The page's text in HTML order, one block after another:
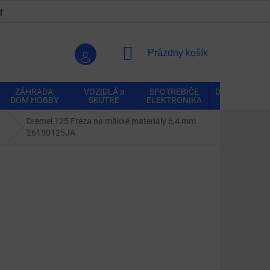
NÁKUPNÝ
Prázdny košík
ZÁHRADA
DOM HOBBY
VOZIDLÁ a
SKÚTRE
SPOTREBIČE
ELEKTRONIKA
DOMÁCNOSŤ
Dremel 125 Fréza na mäkké materiály 6,4 mm
26150125JA